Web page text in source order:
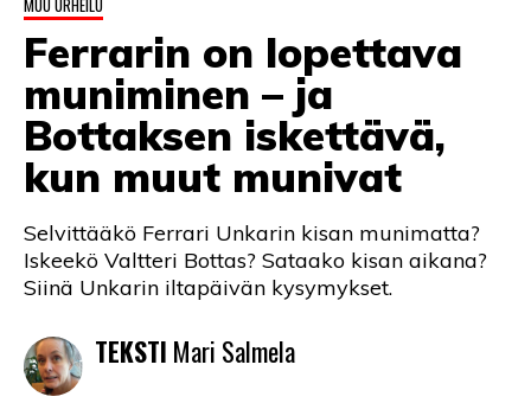
MUU URHEILU
Ferrarin on lopettava
muniminen – ja
Bottaksen iskettävä,
kun muut munivat
Selvittääkö Ferrari Unkarin kisan munimatta?
Iskeekö Valtteri Bottas? Sataako kisan aikana?
Siinä Unkarin iltapäivän kysymykset.
TEKSTI Mari Salmela
LINTU VAI KALA
46 DENTON ROAD
VIDEOT
PODCASTIT